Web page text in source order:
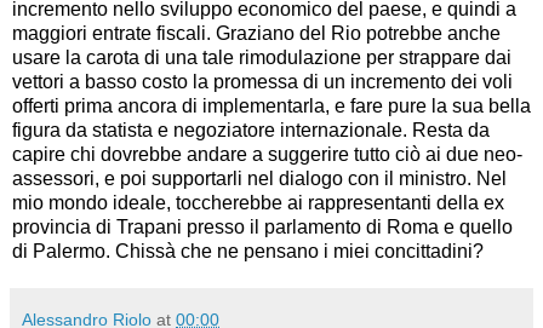
incremento nello sviluppo economico del paese, e quindi a
maggiori entrate fiscali. Graziano del Rio potrebbe anche
usare la carota di una tale rimodulazione per strappare dai
vettori a basso costo la promessa di un incremento dei voli
offerti prima ancora di implementarla, e fare pure la sua bella
figura da statista e negoziatore internazionale. Resta da
capire chi dovrebbe andare a suggerire tutto ciò ai due neo-
assessori, e poi supportarli nel dialogo con il ministro. Nel
mio mondo ideale, toccherebbe ai rappresentanti della ex
provincia di Trapani presso il parlamento di Roma e quello
di Palermo. Chissà che ne pensano i miei concittadini?
Alessandro Riolo at 00:00